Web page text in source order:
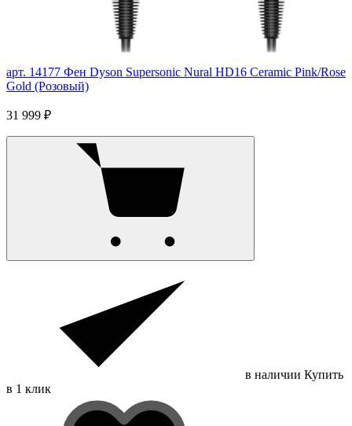
арт. 14177 Фен Dyson Supersonic Nural HD16 Ceramic Pink/Rose
Gold (Розовый)
31 999 ₽
в наличии Купить
в 1 клик